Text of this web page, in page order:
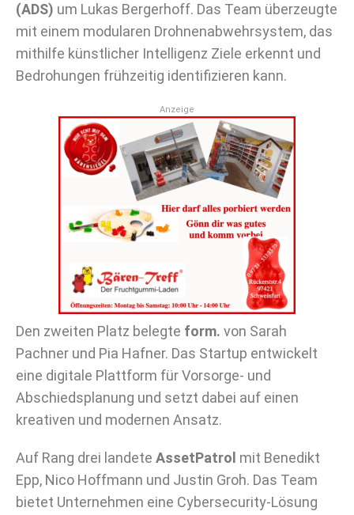
(ADS) um Lukas Bergerhoff. Das Team überzeugte
mit einem modularen Drohnenabwehrsystem, das
mithilfe künstlicher Intelligenz Ziele erkennt und
Bedrohungen frühzeitig identifizieren kann.
Anzeige
Den zweiten Platz belegte form. von Sarah
Pachner und Pia Hafner. Das Startup entwickelt
eine digitale Plattform für Vorsorge- und
Abschiedsplanung und setzt dabei auf einen
kreativen und modernen Ansatz.
Auf Rang drei landete AssetPatrol mit Benedikt
Epp, Nico Hoffmann und Justin Groh. Das Team
bietet Unternehmen eine Cybersecurity-Lösung